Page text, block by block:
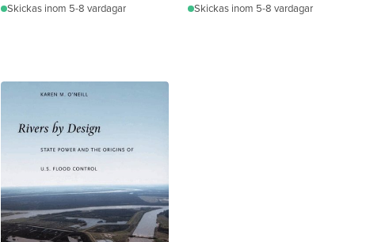
Skickas inom 5-8 vardagar Skickas inom 5-8 vardagar